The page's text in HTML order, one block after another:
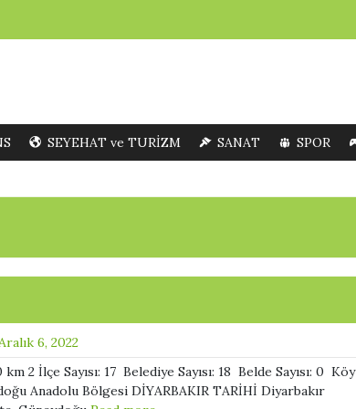
SEYEHAT ve TURİZM SANAT SPOR
6, 2022
2 İlçe Sayısı: 17 Belediye Sayısı: 18 Belde Sayısı: 0 Köy
Anadolu Bölgesi DİYARBAKIR TARİHİ Diyarbakır